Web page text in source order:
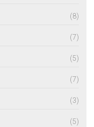
(8)
(7)
(5)
(7)
(3)
(5)